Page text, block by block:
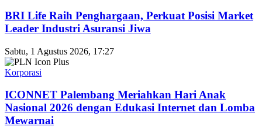
BRI Life Raih Penghargaan, Perkuat Posisi Market
Leader Industri Asuransi Jiwa
Sabtu, 1 Agustus 2026, 17:27
Korporasi
ICONNET Palembang Meriahkan Hari Anak
Nasional 2026 dengan Edukasi Internet dan Lomba
Mewarnai